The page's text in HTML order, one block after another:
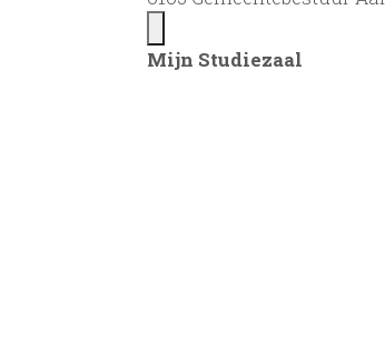
Mijn Studiezaal